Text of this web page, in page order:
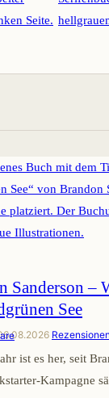
Sanderson –
See
Rezensionen
ist es her, seit
Kampagne